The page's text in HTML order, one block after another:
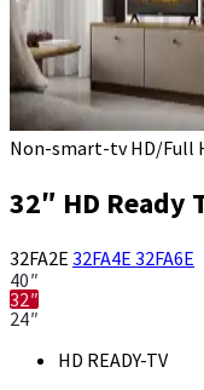
Non-smart-tv HD/Full
32″ HD Ready
32FA2E 32FA4E 32FA6E
40″
32″
24″
HD READY-TV